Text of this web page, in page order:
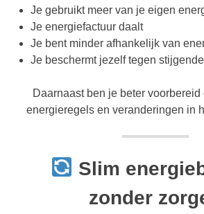
Je gebruikt meer van je eigen
Je energiefactuur daalt
Je bent minder afhankelijk van
Je beschermt jezelf tegen
Daarnaast ben je beter
energieregels en veranderingen in
Slim
zonder